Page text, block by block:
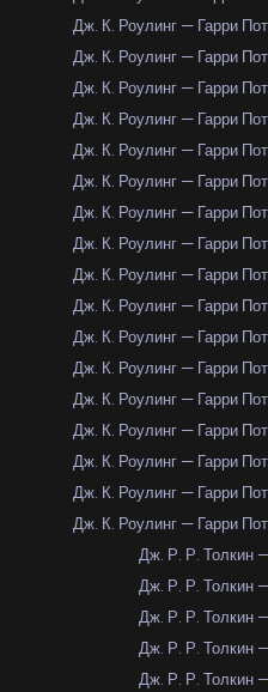
Дж. К. Роулинг — Гарри
Дж. К. Роулинг — Гарри
Дж. К. Роулинг — Гарри
Дж. К. Роулинг — Гарри
Дж. К. Роулинг — Гарри
Дж. К. Роулинг — Гарри
Дж. К. Роулинг — Гарри
Дж. К. Роулинг — Гарри
Дж. К. Роулинг — Гарри
Дж. К. Роулинг — Гарри
Дж. К. Роулинг — Гарри
Дж. К. Роулинг — Гарри
Дж. К. Роулинг — Гарри
Дж. К. Роулинг — Гарри
Дж. К. Роулинг — Гарри
Дж. К. Роулинг — Гарри
Дж. К. Роулинг — Гарри
Дж. Р. Р. Толкин
Дж. Р. Р. Толкин
Дж. Р. Р. Толкин
Дж. Р. Р. Толкин
Дж. Р. Р. Толкин